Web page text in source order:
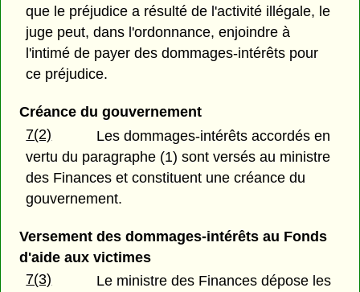
que le préjudice a résulté de l'activité illégale, le
juge peut, dans l'ordonnance, enjoindre à
l'intimé de payer des dommages-intérêts pour
ce préjudice.
Créance du gouvernement
7(2)
Les dommages-intérêts accordés en
vertu du paragraphe (1) sont versés au ministre
des Finances et constituent une créance du
gouvernement.
Versement des dommages-intérêts au Fonds
d'aide aux victimes
7(3)
Le ministre des Finances dépose les